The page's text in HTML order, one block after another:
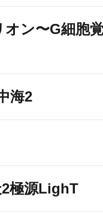
ン〜G細胞
海2
極源LighT